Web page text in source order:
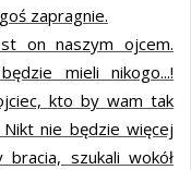
zapragnie.
on naszym ojcem.
mieli nikogo...!
kto by wam tak
Nikt nie będzie więcej
szukali wokół